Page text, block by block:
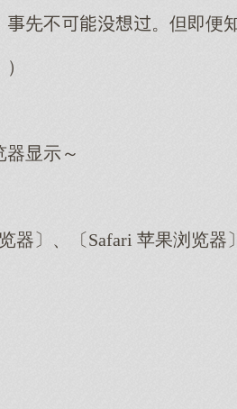
先不。但即便
显示～
器〕、〔Safari 苹果浏览器